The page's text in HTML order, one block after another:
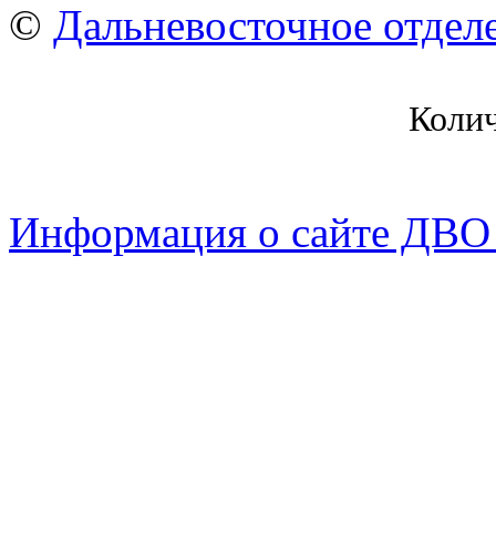
© Дальневосточное
Информация о сайте